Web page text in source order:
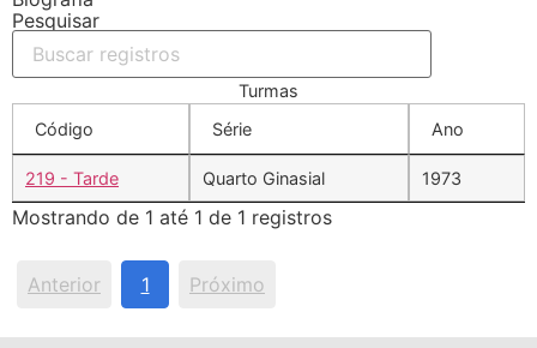
Pesquisar
Turmas
Código
Série Ano
219 - Tarde Quarto Ginasial 1973
Mostrando de 1 até 1 de 1 registros
Anterior 1 Próximo